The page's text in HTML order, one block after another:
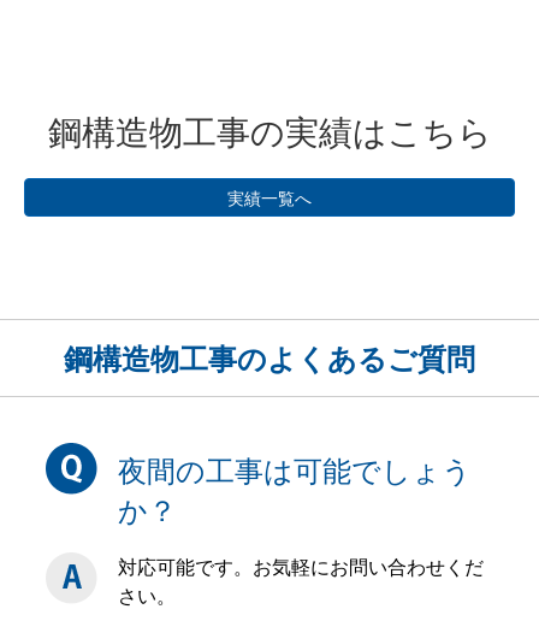
鋼構造物工事の実績はこちら
実績一覧へ
鋼構造物工事のよくあるご質問
夜間の工事は可能でしょう
か？
対応可能です。お気軽にお問い合わせくだ
さい。